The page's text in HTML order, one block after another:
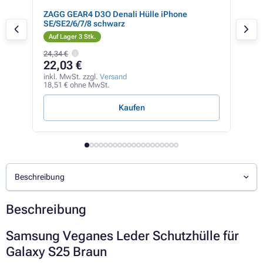
ZAGG GEAR4 D3O Denali Hülle iPhone
SE/SE2/6/7/8 schwarz
Auf Lager 3 Stk.
24,34 €
22,03 €
inkl. MwSt. zzgl. Versand
18,51 € ohne MwSt.
Kaufen
Beschreibung
Beschreibung
Samsung Veganes Leder Schutzhülle für
Galaxy S25 Braun